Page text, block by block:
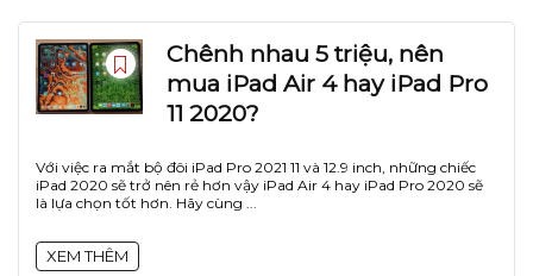
Chênh nhau 5 triệu, nên
mua iPad Air 4 hay iPad Pro
11 2020?
Với việc ra mắt bộ đôi iPad Pro 2021 11 và 12.9 inch, những chiếc
iPad 2020 sẽ trở nên rẻ hơn vậy iPad Air 4 hay iPad Pro 2020 sẽ
là lựa chọn tốt hơn. Hãy cùng ...
XEM THÊM